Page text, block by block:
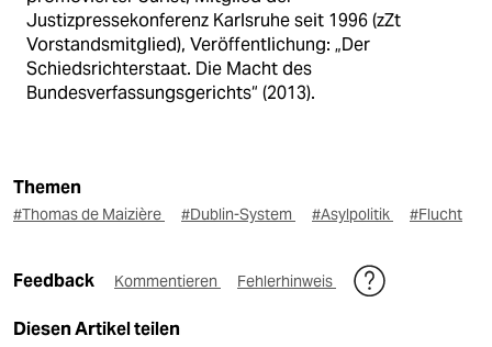
Justizpressekonferenz Karlsruhe seit 1996 (zZt
Vorstandsmitglied), Veröffentlichung: „Der
Schiedsrichterstaat. Die Macht des
Bundesverfassungsgerichts“ (2013).
Themen
#Thomas de Maizière #Dublin-System #Asylpolitik #Flucht
Feedback Kommentieren Fehlerhinweis
Diesen Artikel teilen